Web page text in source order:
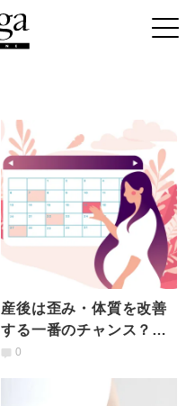
産後は歪み・体質を改善
する一番のチャンス？出
産前に知っておこう【産
0